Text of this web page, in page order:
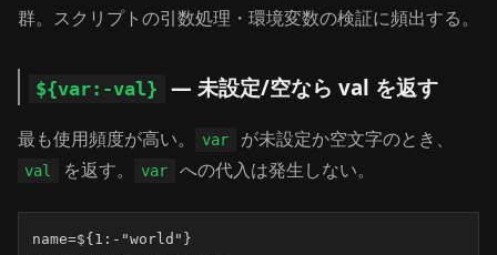
群。スクリプトの引数処理・環境変数の検証に頻出する。
${var:-val} — 未設定/空なら val を返す
最も使用頻度が高い。 var が未設定か空文字のとき、
val を返す。 var への代入は発生しない。
name=${1:-"world"}